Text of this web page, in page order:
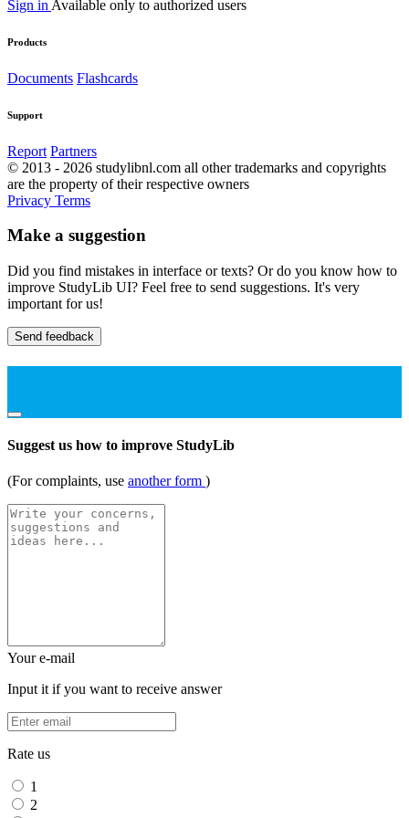
Sign in Available only to authorized users
Products
Documents Flashcards
Support
Report Partners
© 2013 - 2026 studylibnl.com all other trademarks and copyrights
are the property of their respective owners
Privacy Terms
Make a suggestion
Did you find mistakes in interface or texts? Or do you know how to
improve StudyLib UI? Feel free to send suggestions. It's very
important for us!
Send feedback
Suggest us how to improve StudyLib
(For complaints, use another form )
Your e-mail
Input it if you want to receive answer
Rate us
1
2